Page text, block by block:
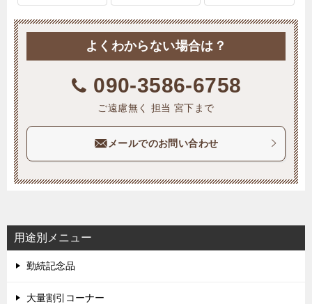
よくわからない場合は？
090-3586-6758
ご遠慮無く 担当 宮下まで
メールでのお問い合わせ
用途別メニュー
勤続記念品
大量割引コーナー